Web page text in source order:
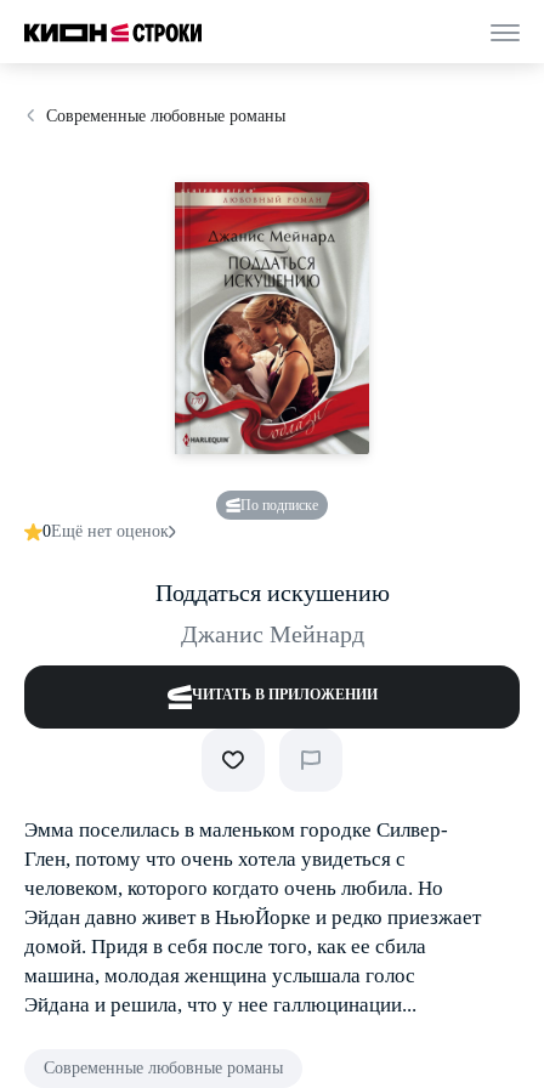
Современные любовные романы
По подписке
0Ещё нет оценок
Поддаться искушению
Джанис Мейнард
ЧИТАТЬ В ПРИЛОЖЕНИИ
Эмма поселилась в маленьком городке Силвер­
Глен, потому что очень хотела увидеться с
человеком, которого когда­то очень любила. Но
Эйдан давно живет в Нью­Йорке и редко приезжает
домой. Придя в себя после того, как ее сбила
машина, молодая женщина услышала голос
Эйдана и решила, что у нее галлюцинации...
Современные любовные романы